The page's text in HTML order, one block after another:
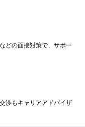
どの面接対策で、サポー
渉もキャリアアドバイザ